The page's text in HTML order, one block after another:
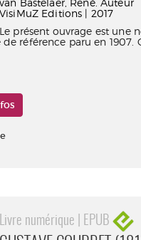
van Bastelaer, René. Auteur
VisiMuZ Editions | 2017
Le présent ouvrage est une
référence paru en 1907.
Livre numérique | EPUB